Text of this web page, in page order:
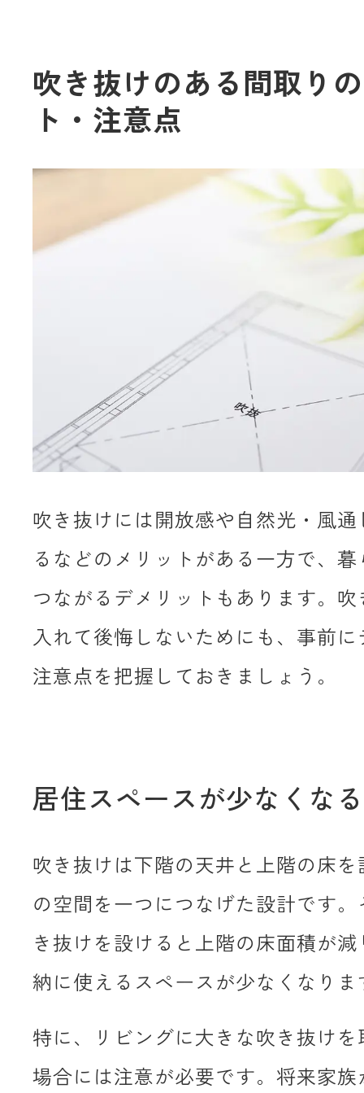
吹き抜けのある間取り
ト・注意点
吹き抜けには開放感や自然光・風
るなどのメリットがある一方で、
つながるデメリットもあります。
入れて後悔しないためにも、事前
注意点を把握しておきましょう。
居住スペースが少なくなる
吹き抜けは下階の天井と上階の床
の空間を一つにつなげた設計です
き抜けを設けると上階の床面積が
納に使えるスペースが少なくなりま
特に、リビングに大きな吹き抜け
場合には注意が必要です。将来家